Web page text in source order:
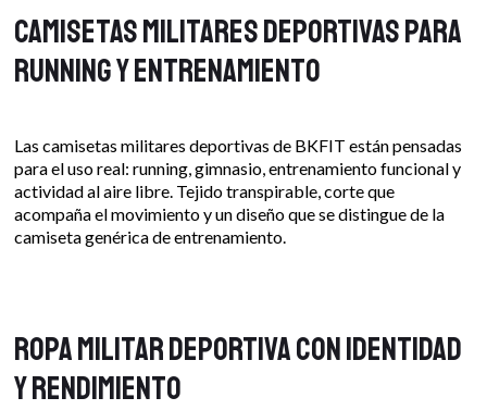
Camisetas militares deportivas para
running y entrenamiento
Las camisetas militares deportivas de BKFIT están pensadas
para el uso real: running, gimnasio, entrenamiento funcional y
actividad al aire libre. Tejido transpirable, corte que
acompaña el movimiento y un diseño que se distingue de la
camiseta genérica de entrenamiento.
Ropa militar deportiva con identidad
y rendimiento